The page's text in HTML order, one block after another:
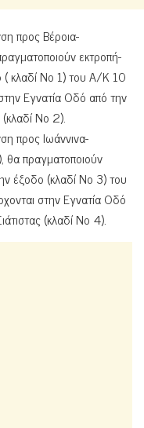
προς Βέροια-
εκτροπή-
( κλαδί Νο 1) του Α/Κ 10
Εγνατία Οδό από την
Νο 2).
προς Ιωάννινα-
θα πραγματοποιούν
έξοδο (κλαδί Νο 3) του
στην Εγνατία Οδό
(κλαδί Νο 4).